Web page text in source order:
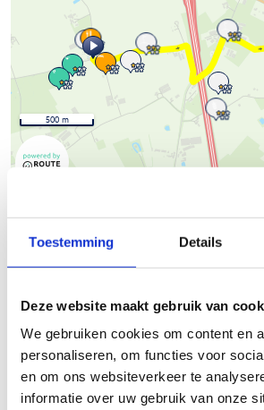
Toestemming Details
Deze website maakt gebruik van
We gebruiken cookies om content en
personaliseren, om functies voor
en om ons websiteverkeer te
informatie over uw gebruik van onze
©
500 m
Beschrijving van
Ardooie, Hooglede, Ingelmunster, Izegem,
Lichtervelde, Meulebeke, Moorslede,
Roeselare, Ruiselede, Staden, Tielt,
een totale afstand van circa 450km.